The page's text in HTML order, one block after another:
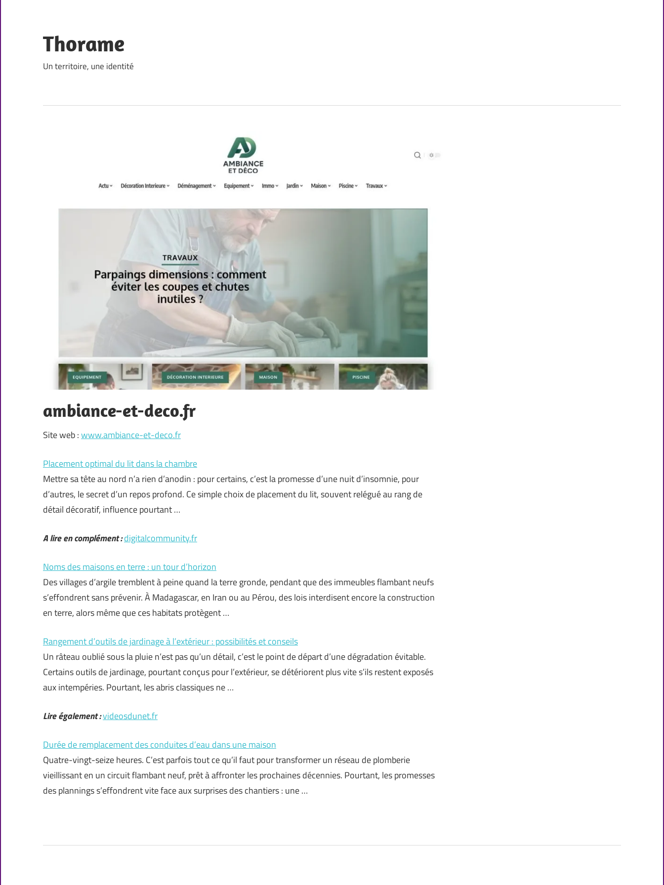
content
Thorame
Un territoire, une identité
ambiance-et-deco.fr
Site web :www.ambiance-et-deco.fr
Placement optimal du lit dans la chambre
Mettre sa tête au nord n’a rien d’anodin : pour certains, c’est la promesse d’une nuit d’insomnie, pour
d’autres, le secret d’un repos profond. Ce simple choix de placement du lit, souvent relégué au rang de
détail décoratif, influence pourtant …
A lire en complément :digitalcommunity.fr
Noms des maisons en terre : un tour d’horizon
Des villages d’argile tremblent à peine quand la terre gronde, pendant que des immeubles flambant neufs
s’effondrent sans prévenir. À Madagascar, en Iran ou au Pérou, des lois interdisent encore la construction
en terre, alors même que ces habitats protègent …
Rangement d’outils de jardinage à l’extérieur : possibilités et conseils
Un râteau oublié sous la pluie n’est pas qu’un détail, c’est le point de départ d’une dégradation évitable.
Certains outils de jardinage, pourtant conçus pour l’extérieur, se détériorent plus vite s’ils restent exposés
aux intempéries. Pourtant, les abris classiques ne …
Lire également :videosdunet.fr
Durée de remplacement des conduites d’eau dans une maison
Quatre-vingt-seize heures. C’est parfois tout ce qu’il faut pour transformer un réseau de plomberie
vieillissant en un circuit flambant neuf, prêt à affronter les prochaines décennies. Pourtant, les promesses
des plannings s’effondrent vite face aux surprises des chantiers : une …